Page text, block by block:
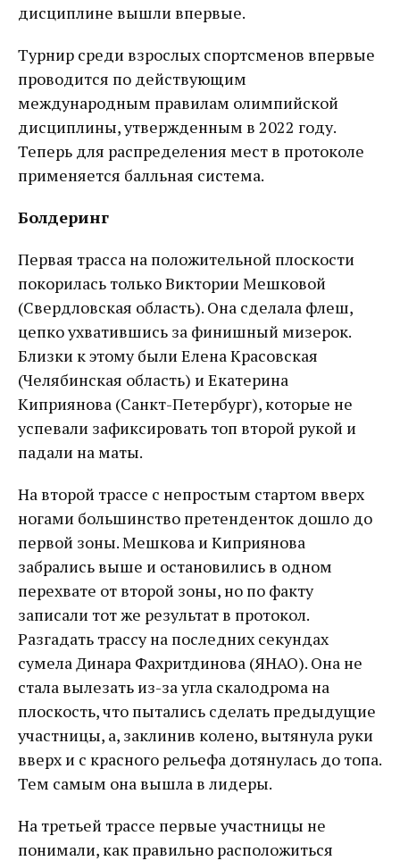
дисциплине вышли впервые.
Турнир среди взрослых спортсменов впервые
проводится по действующим
международным правилам олимпийской
дисциплины, утвержденным в 2022 году.
Теперь для распределения мест в протоколе
применяется балльная система.
Болдеринг
Первая трасса на положительной плоскости
покорилась только Виктории Мешковой
(Свердловская область). Она сделала флеш,
цепко ухватившись за финишный мизерок.
Близки к этому были Елена Красовская
(Челябинская область) и Екатерина
Киприянова (Санкт-Петербург), которые не
успевали зафиксировать топ второй рукой и
падали на маты.
На второй трассе с непростым стартом вверх
ногами большинство претенденток дошло до
первой зоны. Мешкова и Киприянова
забрались выше и остановились в одном
перехвате от второй зоны, но по факту
записали тот же результат в протокол.
Разгадать трассу на последних секундах
сумела Динара Фахритдинова (ЯНАО). Она не
стала вылезать из-за угла скалодрома на
плоскость, что пытались сделать предыдущие
участницы, а, заклинив колено, вытянула руки
вверх и с красного рельефа дотянулась до топа.
Тем самым она вышла в лидеры.
На третьей трассе первые участницы не
понимали, как правильно расположиться